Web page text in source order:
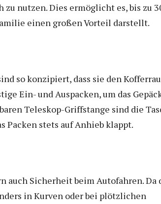
nutzen. Dies ermöglicht es, bis zu
einen großen Vorteil darstellt.
so konzipiert, dass sie den
Ein- und Auspacken, um das
Teleskop-Griffstange sind die
Packen stets auf Anhieb klappt.
Sicherheit beim Autofahren. Da
in Kurven oder bei plötzlichen